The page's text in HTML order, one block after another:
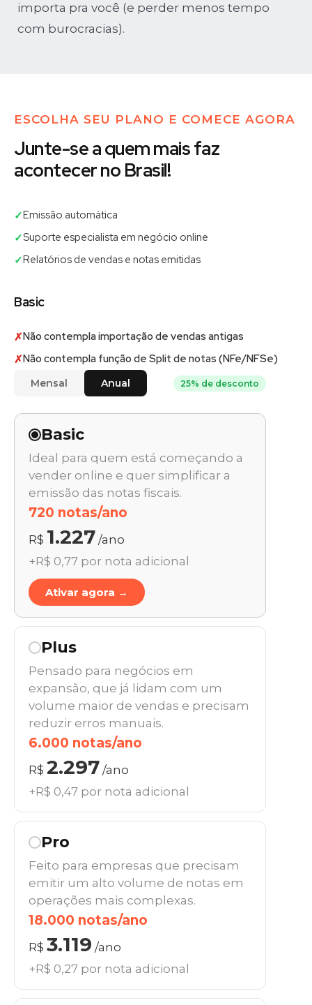
importa pra você (e perder menos tempo
com burocracias).
ESCOLHA SEU PLANO E COMECE AGORA
Junte-se a quem mais faz
acontecer no Brasil!
✓Emissão automática
✓Suporte especialista em negócio online
✓Relatórios de vendas e notas emitidas
Basic
✗Não contempla importação de vendas antigas
✗Não contempla função de Split de notas (NFe/NFSe)
Mensal Anual 25% de desconto
Basic
Ideal para quem está começando a
vender online e quer simplificar a
emissão das notas fiscais.
720 notas/ano
R$ 1.227 /ano
+R$ 0,77 por nota adicional
Ativar agora →
Plus
Pensado para negócios em
expansão, que já lidam com um
volume maior de vendas e precisam
reduzir erros manuais.
6.000 notas/ano
R$ 2.297 /ano
+R$ 0,47 por nota adicional
Pro
Feito para empresas que precisam
emitir um alto volume de notas em
operações mais complexas.
18.000 notas/ano
R$ 3.119 /ano
+R$ 0,27 por nota adicional